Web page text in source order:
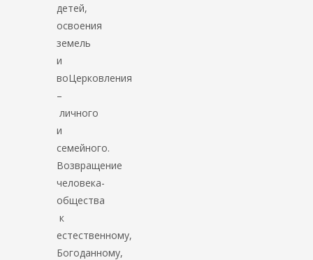
детей,
освоения
земель
и
воЦерковления
–
личного
и
семейного.
Возвращение
человека-
общества
к
естественному,
Богоданному,